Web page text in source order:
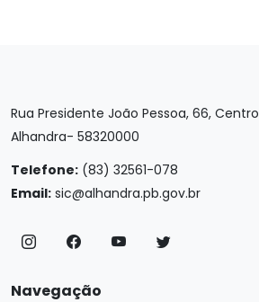
Rua Presidente João Pessoa, 66, Centro
Alhandra- 58320000
Telefone: (83) 32561-078
Email: sic@alhandra.pb.gov.br
Navegação